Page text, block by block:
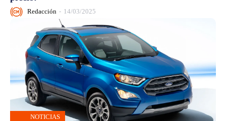
Redacción - 14/03/2025
NOTICIAS